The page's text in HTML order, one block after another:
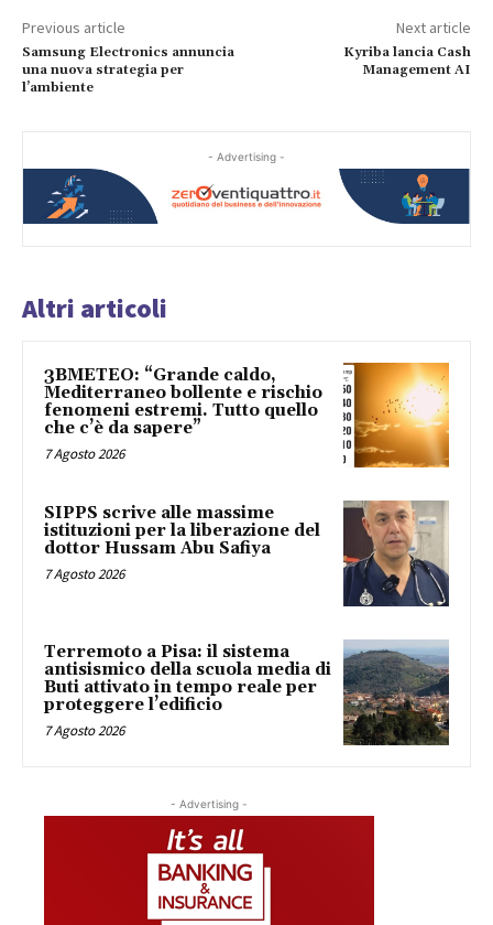
Previous article
Samsung Electronics annuncia
una nuova strategia per
l’ambiente
Next article
Kyriba lancia Cash
Management AI
- Advertising -
Altri articoli
3BMETEO: “Grande caldo,
Mediterraneo bollente e rischio
fenomeni estremi. Tutto quello
che c’è da sapere”
7 Agosto 2026
SIPPS scrive alle massime
istituzioni per la liberazione del
dottor Hussam Abu Safiya
7 Agosto 2026
Terremoto a Pisa: il sistema
antisismico della scuola media di
Buti attivato in tempo reale per
proteggere l’edificio
7 Agosto 2026
- Advertising -